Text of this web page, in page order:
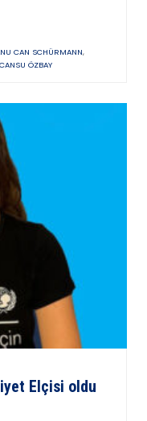
CAN SCHÜRMANN,
CANSU ÖZBAY
Elçisi oldu